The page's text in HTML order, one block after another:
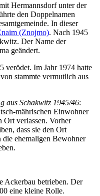
Hermannsdorf unter der
den Doppelnamen
In dieser
(Znojmo). Nach 1945
Der Name der
geändert.
verödet. Im Jahr 1974 hatte
stammte vermutlich aus
aus Schakwitz 1945/46:
mährischen Einwohner
Ort verlassen. Vorher
dass sie den Ort
ehemaligen Bewohner
Ackerbau betrieben. Der
eine kleine Rolle.